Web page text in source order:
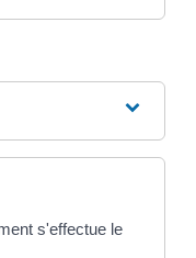
s'effectue le